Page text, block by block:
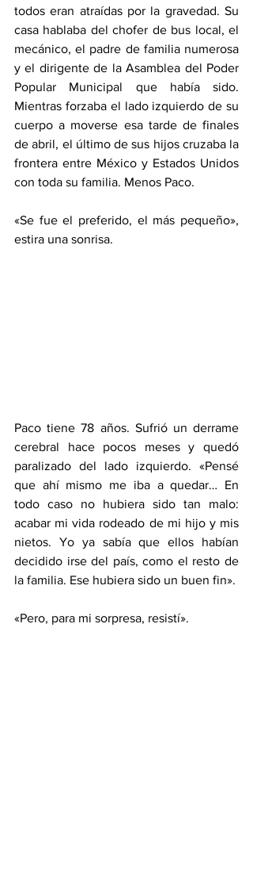
todos eran atraídas por la gravedad. Su
casa hablaba del chofer de bus local, el
mecánico, el padre de familia numerosa
y el dirigente de la Asamblea del Poder
Popular Municipal que había sido.
Mientras forzaba el lado izquierdo de su
cuerpo a moverse esa tarde de finales
de abril, el último de sus hijos cruzaba la
frontera entre México y Estados Unidos
con toda su familia. Menos Paco.
«Se fue el preferido, el más pequeño»,
estira una sonrisa.
Paco tiene 78 años. Sufrió un derrame
cerebral hace pocos meses y quedó
paralizado del lado izquierdo. «Pensé
que ahí mismo me iba a quedar… En
todo caso no hubiera sido tan malo:
acabar mi vida rodeado de mi hijo y mis
nietos. Yo ya sabía que ellos habían
decidido irse del país, como el resto de
la familia. Ese hubiera sido un buen fin».
«Pero, para mi sorpresa, resistí».